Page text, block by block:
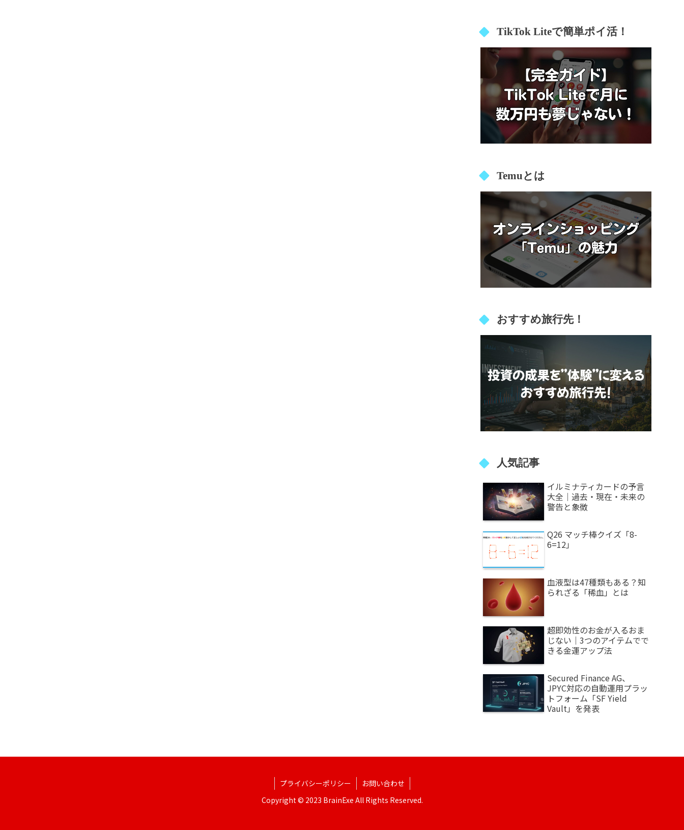
TikTok Liteで簡単ポイ活！
Temuとは
おすすめ旅行先！
人気記事
イルミナティカードの予言
大全｜過去・現在・未来の
警告と象徴
Q26 マッチ棒クイズ「8-
6=12」
血液型は47種類もある？知
られざる「稀血」とは
超即効性のお金が入るおま
じない｜3つのアイテムでで
きる金運アップ法
Secured Finance AG、
JPYC対応の自動運用プラッ
トフォーム「SF Yield
Vault」を発表
プライバシーポリシー
お問い合わせ
Copyright © 2023 BrainExe All Rights Reserved.